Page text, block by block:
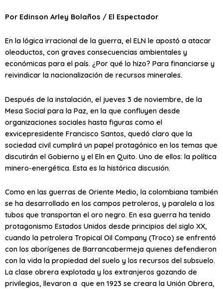
Por Edinson Arley Bolaños / El Espectador
En la lógica irracional de la guerra, el ELN le apostó a atacar
oleoductos, con graves consecuencias ambientales y
económicas para el país. ¿Por qué lo hizo? Para financiarse y
reivindicar la nacionalización de recursos minerales.
Después de la instalación, el jueves 3 de noviembre, de la
Mesa Social para la Paz, en la que confluyen desde
organizaciones sociales hasta figuras como el
exvicepresidente Francisco Santos, quedó claro que la
sociedad civil cumplirá un papel protagónico en los temas que
discutirán el Gobierno y el Eln en Quito. Uno de ellos: la política
minero-energética. Esta es la histórica discusión.
Como en las guerras de Oriente Medio, la colombiana también
se ha desarrollado en los campos petroleros, y paralela a los
tubos que transportan el oro negro. En esa guerra ha tenido
protagonismo Estados Unidos desde principios del siglo XX,
cuando la petrolera Tropical Oil Company (Troco) se enfrentó
con los aborígenes de Barrancabermeja quienes defendieron
con la vida la propiedad del suelo y los recursos del subsuelo.
La clase obrera explotada y los extranjeros gozando de
privilegios, llevaron a que en 1923 se creara la Unión Obrera,